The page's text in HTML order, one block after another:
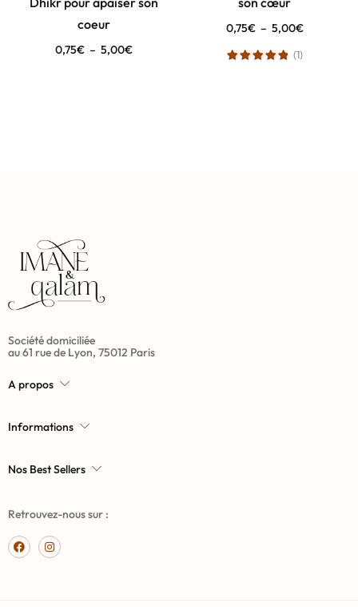
coeur
0,75€ – 5,00€
0,75€ – 5,00€
(1)
Société domiciliée
au 61 rue de Lyon, 75012 Paris
A propos
Informations
Nos Best Sellers
Retrouvez-nous sur :